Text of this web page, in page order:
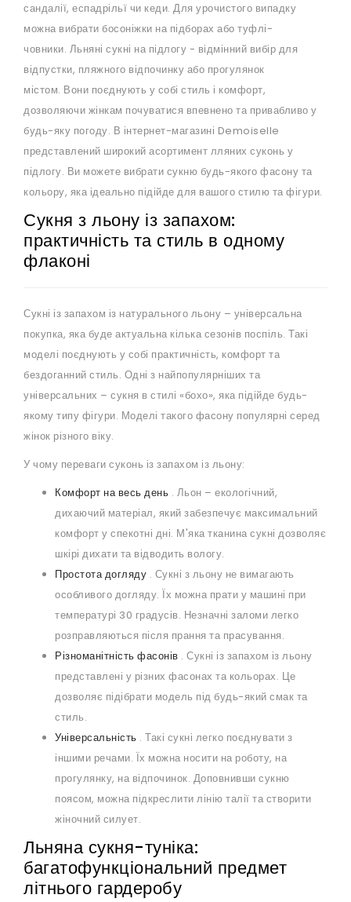
сандалії, еспадрільї чи кеди. Для урочистого випадку
можна вибрати босоніжки на підборах або туфлі-
човники. Льняні сукні на підлогу - відмінний вибір для
відпустки, пляжного відпочинку або прогулянок
містом. Вони поєднують у собі стиль і комфорт,
дозволяючи жінкам почуватися впевнено та привабливо у
будь-яку погоду. В інтернет-магазині Demoiselle
представлений широкий асортимент лляних суконь у
підлогу. Ви можете вибрати сукню будь-якого фасону та
кольору, яка ідеально підійде для вашого стилю та фігури.
Сукня з льону із запахом:
практичність та стиль в одному
флаконі
Сукні із запахом із натурального льону – універсальна
покупка, яка буде актуальна кілька сезонів поспіль. Такі
моделі поєднують у собі практичність, комфорт та
бездоганний стиль. Одні з найпопулярніших та
універсальних – сукня в стилі «бохо», яка підійде будь-
якому типу фігури. Моделі такого фасону популярні серед
жінок різного віку.
У чому переваги суконь із запахом із льону:
Комфорт на весь день . Льон – екологічний,
дихаючий матеріал, який забезпечує максимальний
комфорт у спекотні дні. М'яка тканина сукні дозволяє
шкірі дихати та відводить вологу.
Простота догляду . Сукні з льону не вимагають
особливого догляду. Їх можна прати у машині при
температурі 30 градусів. Незначні заломи легко
розправляються після прання та прасування.
Різноманітність фасонів . Сукні із запахом із льону
представлені у різних фасонах та кольорах. Це
дозволяє підібрати модель під будь-який смак та
стиль.
Універсальність . Такі сукні легко поєднувати з
іншими речами. Їх можна носити на роботу, на
прогулянку, на відпочинок. Доповнивши сукню
поясом, можна підкреслити лінію талії та створити
жіночний силует.
Льняна сукня-туніка:
багатофункціональний предмет
літнього гардеробу